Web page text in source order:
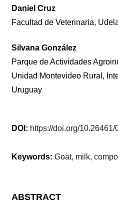
Daniel Cruz
Facultad de Veterinaria,
Silvana González
Parque de Actividades
Unidad Montevideo Rural,
Uruguay
DOI: https://doi.org/10.26461/
Keywords: Goat, milk,
ABSTRACT